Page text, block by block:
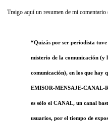
Traigo aquí un resumen de mi comentario
“Quizás por ser periodista
misterio de la comunicación (y
comunicación), en los que hay
EMISOR-MENSAJE-CANAL-
es sólo el CANAL, un canal
usuarios, por el tiempo de